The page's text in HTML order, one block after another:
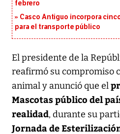
febrero
Casco Antiguo incorpora
para el transporte público
El presidente de la
reafirmó su compromiso
animal y anunció que el
Mascotas público del
realidad, durante su
Jornada de